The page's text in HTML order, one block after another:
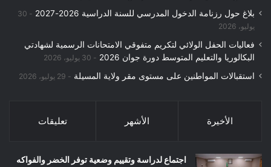
بلاغ حول رزنامة الدخول المدرسي للسنة الدراسية 2026-2027
30
يوليو، 2026
فعاليات الحفل الولائي لتكريم متفوقي الامتحانات الرسمية لشهادتي
البكالوريا والتعليم المتوسط دورة جوان 2026
30 يوليو، 2026
استقبالات المواطنين على مستوى مقر ولاية المسيلة 29 يوليو، 2026
الأخيرة الأشهر تعليقات
اجتماع لدراسة وتقييم وضعية توفر الخضر والفواكه